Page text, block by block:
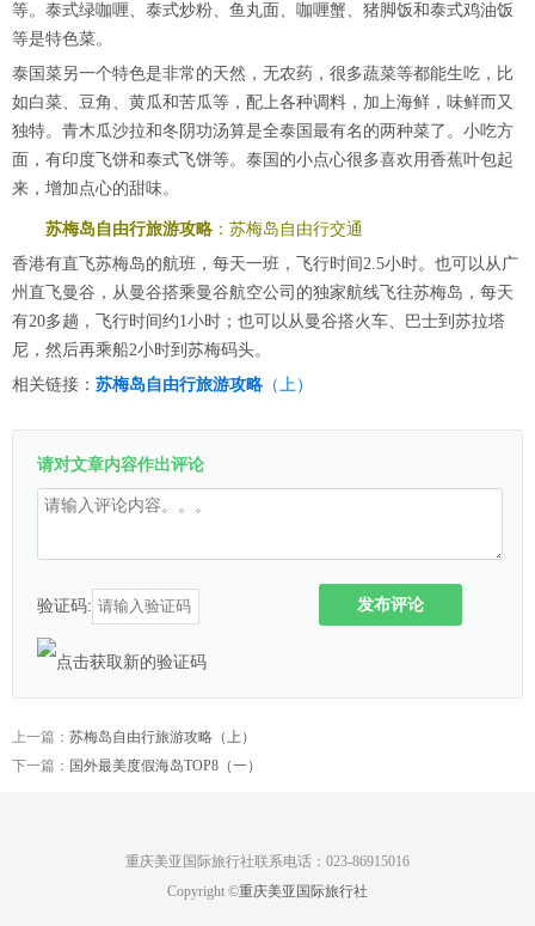
等。泰式绿咖喱、泰式炒粉、鱼丸面、咖喱蟹、猪脚饭和泰式鸡油饭
等是特色菜。
泰国菜另一个特色是非常的天然，无农药，很多蔬菜等都能生吃，比
如白菜、豆角、黄瓜和苦瓜等，配上各种调料，加上海鲜，味鲜而又
独特。青木瓜沙拉和冬阴功汤算是全泰国最有名的两种菜了。小吃方
面，有印度飞饼和泰式飞饼等。泰国的小点心很多喜欢用香蕉叶包起
来，增加点心的甜味。
苏梅岛自由行旅游攻略 ：苏梅岛自由行交通
香港有直飞苏梅岛的航班，每天一班，飞行时间2.5小时。也可以从广
州直飞曼谷，从曼谷搭乘曼谷航空公司的独家航线飞往苏梅岛，每天
有20多趟，飞行时间约1小时；也可以从曼谷搭火车、巴士到苏拉塔
尼，然后再乘船2小时到苏梅码头。
相关链接： 苏梅岛自由行旅游攻略 （上）
请对文章内容作出评论
验证码: 发布评论
上一篇： 苏梅岛自由行旅游攻略（上）
下一篇： 国外最美度假海岛TOP8（一）
重庆美亚国际旅行社联系电话：023-86915016
Copyright ©重庆美亚国际旅行社